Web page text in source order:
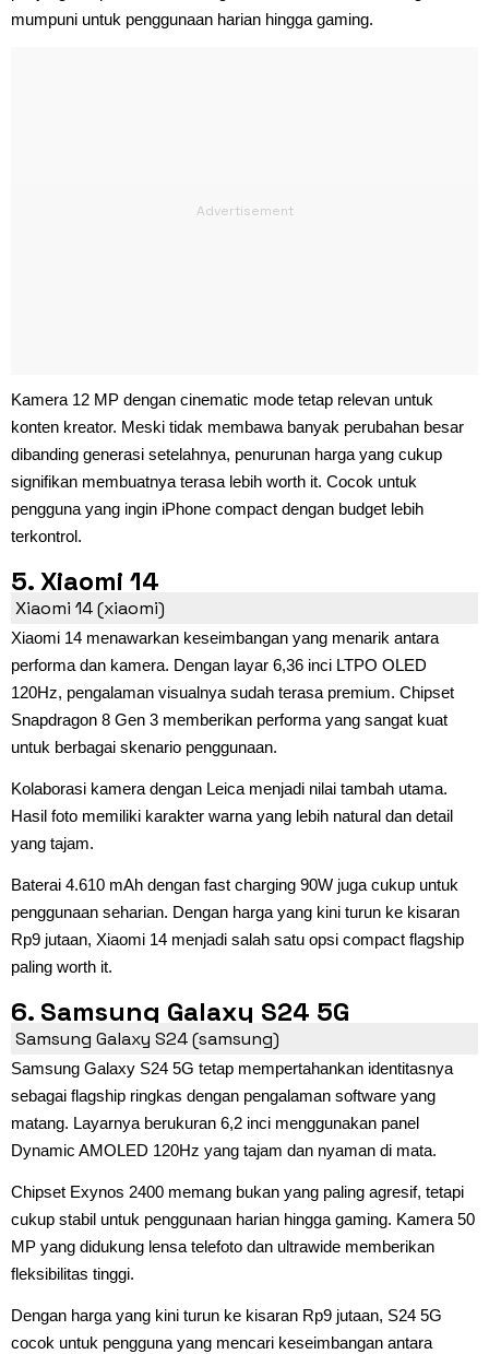
mumpuni untuk penggunaan harian hingga gaming.
Kamera 12 MP dengan cinematic mode tetap relevan untuk
konten kreator. Meski tidak membawa banyak perubahan besar
dibanding generasi setelahnya, penurunan harga yang cukup
signifikan membuatnya terasa lebih worth it. Cocok untuk
pengguna yang ingin iPhone compact dengan budget lebih
terkontrol.
5. Xiaomi 14
Xiaomi 14 (xiaomi)
Xiaomi 14 menawarkan keseimbangan yang menarik antara
performa dan kamera. Dengan layar 6,36 inci LTPO OLED
120Hz, pengalaman visualnya sudah terasa premium. Chipset
Snapdragon 8 Gen 3 memberikan performa yang sangat kuat
untuk berbagai skenario penggunaan.
Kolaborasi kamera dengan Leica menjadi nilai tambah utama.
Hasil foto memiliki karakter warna yang lebih natural dan detail
yang tajam.
Baterai 4.610 mAh dengan fast charging 90W juga cukup untuk
penggunaan seharian. Dengan harga yang kini turun ke kisaran
Rp9 jutaan, Xiaomi 14 menjadi salah satu opsi compact flagship
paling worth it.
6. Samsung Galaxy S24 5G
Samsung Galaxy S24 (samsung)
Samsung Galaxy S24 5G tetap mempertahankan identitasnya
sebagai flagship ringkas dengan pengalaman software yang
matang. Layarnya berukuran 6,2 inci menggunakan panel
Dynamic AMOLED 120Hz yang tajam dan nyaman di mata.
Chipset Exynos 2400 memang bukan yang paling agresif, tetapi
cukup stabil untuk penggunaan harian hingga gaming. Kamera 50
MP yang didukung lensa telefoto dan ultrawide memberikan
fleksibilitas tinggi.
Dengan harga yang kini turun ke kisaran Rp9 jutaan, S24 5G
cocok untuk pengguna yang mencari keseimbangan antara